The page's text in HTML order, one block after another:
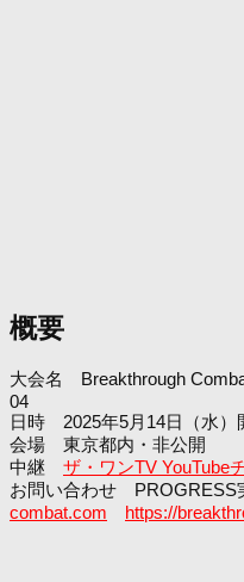
概要
大会名 Breakthrough
04
日時 2025年5月14日（水）
会場 東京都内・非公開
中継 ザ・ワンTV YouTube
お問い合わせ PROGRESS
combat.com
https://